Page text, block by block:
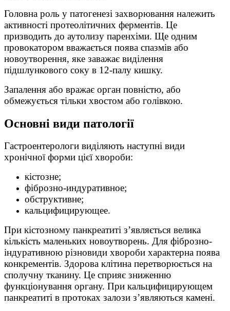
Головна роль у патогенезі захворювання належить
активності протеолітичних ферментів. Це
призводить до аутолизу паренхіми. Ще одним
провокатором вважається поява спазмів або
новоутворення, яке заважає виділення
підшлункового соку в 12-палу кишку.
Запалення або вражає орган повністю, або
обмежується тільки хвостом або голівкою.
Основні види патології
Гастроентерологи виділяють наступні види
хронічної форми цієї хвороби:
кістозне;
фіброзно-индуративное;
обструктивне;
кальцифицирующее.
При кістозному панкреатиті з’являється велика
кількість маленьких новоутворень. Для фіброзно-
індуративною різновиди хвороби характерна поява
конкрементів. Здорова клітина перетворюється на
сполучну тканину. Це сприяє зниженню
функціонування органу. При кальцифицирующем
панкреатиті в протоках залози з’являються камені.